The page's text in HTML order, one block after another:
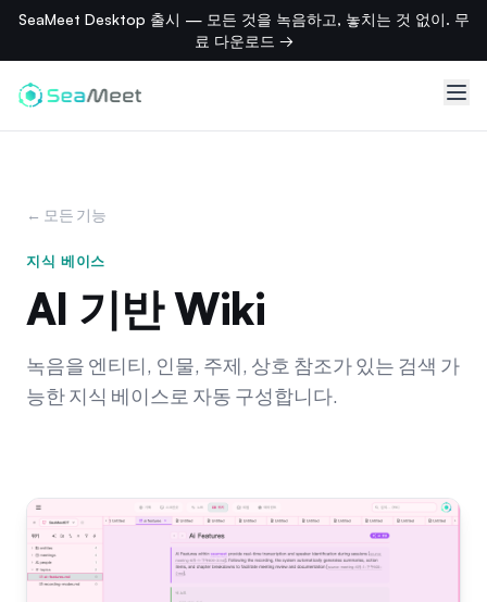
SeaMeet Desktop 출시 — 모든 것을 녹음하고, 놓치는 것 없이. 무
료 다운로드 →
← 모든 기능
지식 베이스
AI 기반 Wiki
녹음을 엔티티, 인물, 주제, 상호 참조가 있는 검색 가
능한 지식 베이스로 자동 구성합니다.